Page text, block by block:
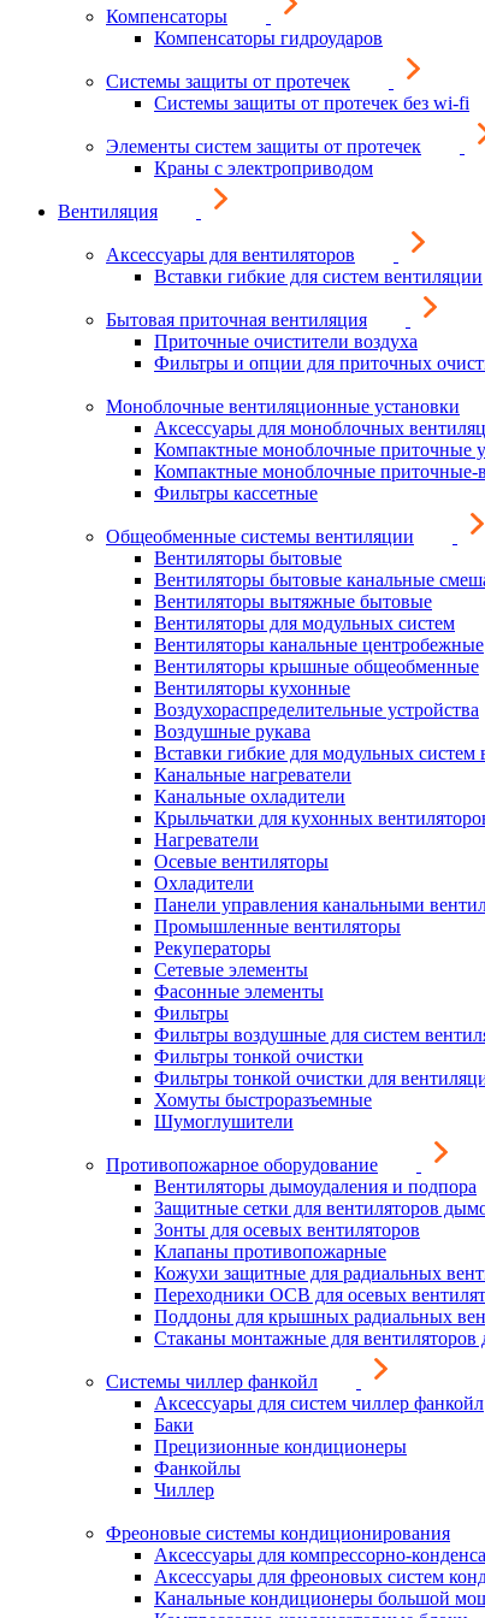
Компенсаторы
Компенсаторы гидроударов
Системы защиты от протечек
Системы защиты от протечек без wi-fi
Элементы систем защиты от протечек
Краны с электроприводом
Вентиляция
Аксессуары для вентиляторов
Вставки гибкие для систем вентиляции
Бытовая приточная вентиляция
Приточные очистители воздуха
Фильтры и опции для приточных
Моноблочные вентиляционные установки
Аксессуары для моноблочных
Компактные моноблочные приточные
Компактные моноблочные приточные-
Фильтры кассетные
Общеобменные системы вентиляции
Вентиляторы бытовые
Вентиляторы бытовые канальные
Вентиляторы вытяжные бытовые
Вентиляторы для модульных систем
Вентиляторы канальные центробежные
Вентиляторы крышные общеобменные
Вентиляторы кухонные
Воздухораспределительные устройства
Воздушные рукава
Вставки гибкие для модульных систем
Канальные нагреватели
Канальные охладители
Крыльчатки для кухонных
Нагреватели
Осевые вентиляторы
Охладители
Панели управления канальными
Промышленные вентиляторы
Рекуператоры
Сетевые элементы
Фасонные элементы
Фильтры
Фильтры воздушные для систем
Фильтры тонкой очистки
Фильтры тонкой очистки для
Хомуты быстроразъемные
Шумоглушители
Противопожарное оборудование
Вентиляторы дымоудаления и подпора
Защитные сетки для вентиляторов
Зонты для осевых вентиляторов
Клапаны противопожарные
Кожухи защитные для радиальных
Переходники ОСВ для осевых
Поддоны для крышных радиальных
Стаканы монтажные для вентиляторов
Системы чиллер фанкойл
Аксессуары для систем чиллер фанкойл
Баки
Прецизионные кондиционеры
Фанкойлы
Чиллер
Фреоновые системы кондиционирования
Аксессуары для компрессорно-
Аксессуары для фреоновых систем
Канальные кондиционеры большой